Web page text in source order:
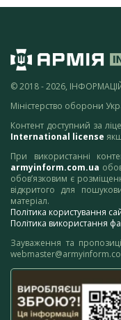
© 2018 - 2026,
Міністерство оборони
Контент доступний за
International license
При використанні
armyinform.com.ua
обов’язковим є
відкритого для
матеріал.
Політика користування
Політика використання
Зауваження та